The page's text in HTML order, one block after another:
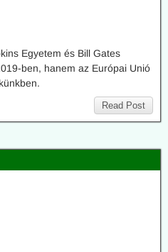
Egyetem és Bill Gates
ben, hanem az Európai Unió
Read Post